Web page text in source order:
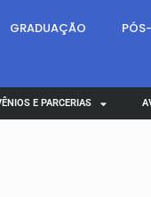
GRADUAÇÃO
E PARCERIAS